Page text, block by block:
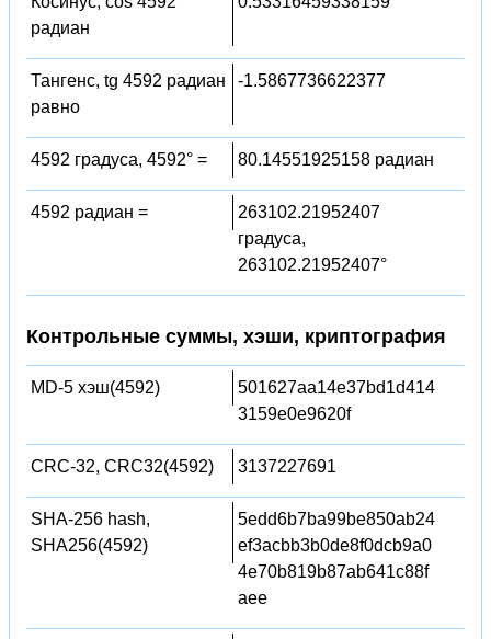
радиан
Тангенс, tg 4592 радиан
равно
-1.5867736622377
4592 градуса, 4592° = 80.14551925158 радиан
4592 радиан =
263102.21952407
градуса,
263102.21952407°
Контрольные суммы, хэши, криптография
MD-5 хэш(4592)
501627aa14e37bd1d414
3159e0e9620f
CRC-32, CRC32(4592) 3137227691
SHA-256 hash,
SHA256(4592)
5edd6b7ba99be850ab24
ef3acbb3b0de8f0dcb9a0
4e70b819b87ab641c88f
aee